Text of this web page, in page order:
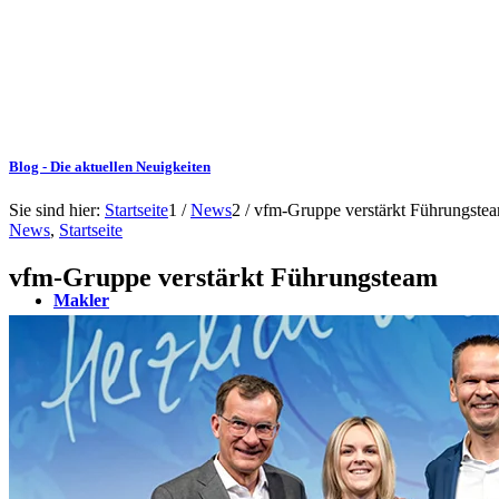
Makler
Blog - Die aktuellen Neuigkeiten
Sie sind hier: Startseite1 / News2 / vfm-Gruppe verstärkt
News, Startseite
vfm-Gruppe verstärkt Führungsteam